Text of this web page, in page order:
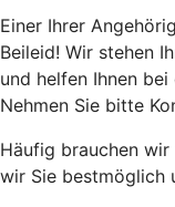
Einer Ihrer
Beileid! Wir stehen
und helfen Ihnen
Nehmen Sie bitte
Häufig brauchen
wir Sie bestmöglich